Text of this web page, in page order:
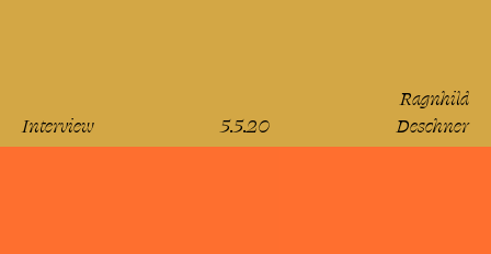
Interview 5.5.20
Ragnhild
Deschner